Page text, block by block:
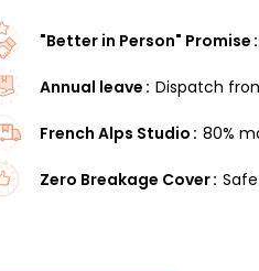
"Better in Person" Promise
Annual leave Dispatch
French Alps Studio 80%
Zero Breakage Cover